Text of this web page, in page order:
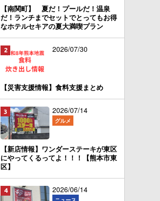
【南関町】 夏だ！プールだ！温泉
だ！ランチまでセットでとってもお得
なホテルセキアの夏大満喫プラン
2026/07/30
【災害支援情報】食料支援まとめ
2026/07/14
グルメ
【新店情報】ワンダーステーキが東区
にやってくるってよ！！！【熊本市東
区】
2026/06/14